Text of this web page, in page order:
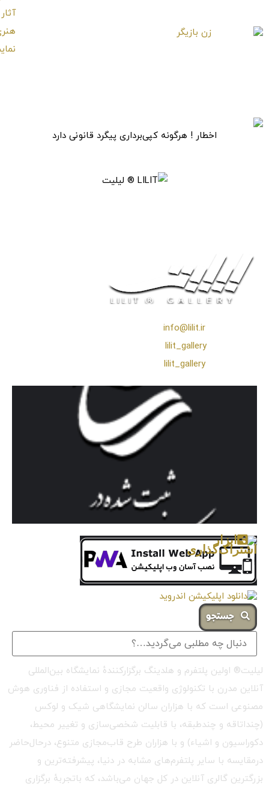
اخطار ! هرگونه کپی‌برداری پیگرد قانونی دارد
info@lilit.ir
lilit_gallery
lilit_gallery
جستجو
لیلیت® اولین پلتفرم و هلدینگ برگزارکنندهٔ نمایشگاه بین‌المللی
آنلاین مدرن با تکنولوژی واقعیت مجازی و استفاده از فناوری هوش
مصنوعی است که با هزاران سالن نمایشگاهی شیک و لوکس
(چنداتاقه و چندطبقه، با قابلیت شخصی‌سازی و تغییر محیط،
دکوراسیون و اشیاء) و با هزاران طرح قاب‌مجازی متنوع، درحال‌حاضر
درمقایسه با سایر پلتفرم‌های مشابه در دنیا، پیشرفته‌ترین و
بزرگترین گالری آنلاین در کل جهان می‌باشد، که باتجربهٔ برگزاری